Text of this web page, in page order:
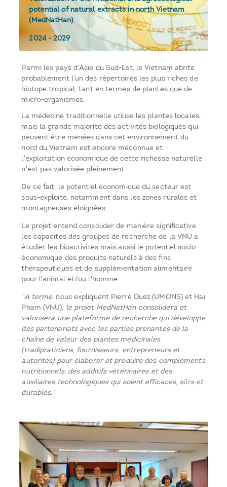
potential of natural extracts in north Vietnam
(MedNatHan)
2024-2029
Parmi les pays d'Asie du Sud-Est, le Vietnam abrite
probablement l'un des répertoires les plus riches de
biotope tropical, tant en termes de plantes que de
micro-organismes.
La médecine traditionnelle utilise les plantes locales,
mais la grande majorité des activités biologiques qui
peuvent être menées dans cet environnement du
nord du Vietnam est encore méconnue et
l'exploitation économique de cette richesse naturelle
n'est pas valorisée pleinement.
De ce fait, le potentiel économique du secteur est
sous-exploité, notamment dans les zones rurales et
montagneuses éloignées.
Le projet entend consolider de manière significative
les capacités des groupes de recherche de la VNU à
étudier les bioactivités mais aussi le potentiel socio-
économique des produits naturels à des fins
thérapeutiques et de supplémentation alimentaire
pour l'animal et/ou l'homme.
"A terme,nous expliquent Pierre Duez (UMONS) et Hai
Pham (VNU), le projet MedNatHan consolidera et
valorisera une plateforme de recherche qui développe
des partenariats avec les parties prenantes de la
chaîne de valeur des plantes médicinales
(tradipraticiens, fournisseurs, entrepreneurs et
autorités) pour élaborer et produire des compléments
nutritionnels, des additifs vétérinaires et des
auxiliaires technologiques qui soient efficaces, sûrs et
durables."